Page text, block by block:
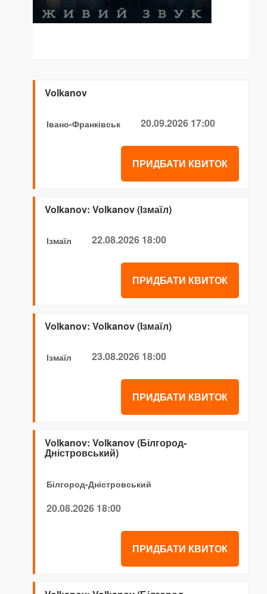
Volkanov
Івано-Франківськ 20.09.2026 17:00
ПРИДБАТИ КВИТОК
Volkanov: Volkanov (Ізмаїл)
Ізмаїл 22.08.2026 18:00
ПРИДБАТИ КВИТОК
Volkanov: Volkanov (Ізмаїл)
Ізмаїл 23.08.2026 18:00
ПРИДБАТИ КВИТОК
Volkanov: Volkanov (Білгород-
Дністровський)
Білгород-Дністровський
20.08.2026 18:00
ПРИДБАТИ КВИТОК